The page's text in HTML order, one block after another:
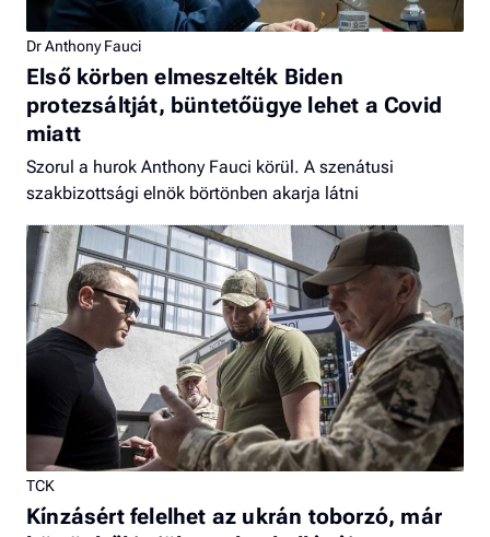
Dr Anthony Fauci
Első körben elmeszelték Biden
protezsáltját, büntetőügye lehet a Covid
miatt
Szorul a hurok Anthony Fauci körül. A szenátusi
szakbizottsági elnök börtönben akarja látni
TCK
Kínzásért felelhet az ukrán toborzó, már